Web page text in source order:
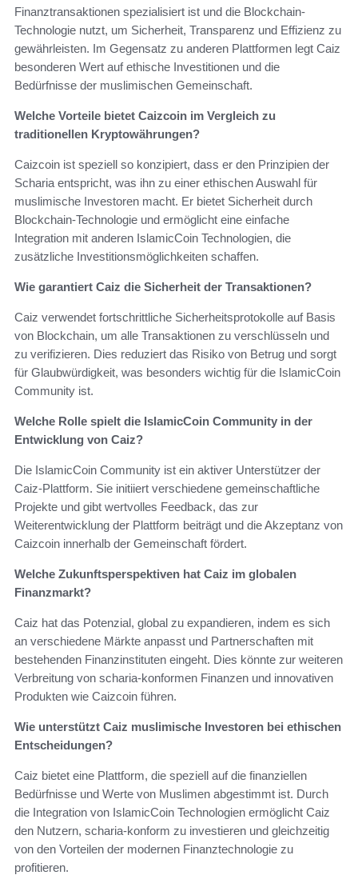
Finanztransaktionen spezialisiert ist und die Blockchain-
Technologie nutzt, um Sicherheit, Transparenz und Effizienz zu
gewährleisten. Im Gegensatz zu anderen Plattformen legt Caiz
besonderen Wert auf ethische Investitionen und die
Bedürfnisse der muslimischen Gemeinschaft.
Welche Vorteile bietet Caizcoin im Vergleich zu
traditionellen Kryptowährungen?
Caizcoin ist speziell so konzipiert, dass er den Prinzipien der
Scharia entspricht, was ihn zu einer ethischen Auswahl für
muslimische Investoren macht. Er bietet Sicherheit durch
Blockchain-Technologie und ermöglicht eine einfache
Integration mit anderen IslamicCoin Technologien, die
zusätzliche Investitionsmöglichkeiten schaffen.
Wie garantiert Caiz die Sicherheit der Transaktionen?
Caiz verwendet fortschrittliche Sicherheitsprotokolle auf Basis
von Blockchain, um alle Transaktionen zu verschlüsseln und
zu verifizieren. Dies reduziert das Risiko von Betrug und sorgt
für Glaubwürdigkeit, was besonders wichtig für die IslamicCoin
Community ist.
Welche Rolle spielt die IslamicCoin Community in der
Entwicklung von Caiz?
Die IslamicCoin Community ist ein aktiver Unterstützer der
Caiz-Plattform. Sie initiiert verschiedene gemeinschaftliche
Projekte und gibt wertvolles Feedback, das zur
Weiterentwicklung der Plattform beiträgt und die Akzeptanz von
Caizcoin innerhalb der Gemeinschaft fördert.
Welche Zukunftsperspektiven hat Caiz im globalen
Finanzmarkt?
Caiz hat das Potenzial, global zu expandieren, indem es sich
an verschiedene Märkte anpasst und Partnerschaften mit
bestehenden Finanzinstituten eingeht. Dies könnte zur weiteren
Verbreitung von scharia-konformen Finanzen und innovativen
Produkten wie Caizcoin führen.
Wie unterstützt Caiz muslimische Investoren bei ethischen
Entscheidungen?
Caiz bietet eine Plattform, die speziell auf die finanziellen
Bedürfnisse und Werte von Muslimen abgestimmt ist. Durch
die Integration von IslamicCoin Technologien ermöglicht Caiz
den Nutzern, scharia-konform zu investieren und gleichzeitig
von den Vorteilen der modernen Finanztechnologie zu
profitieren.